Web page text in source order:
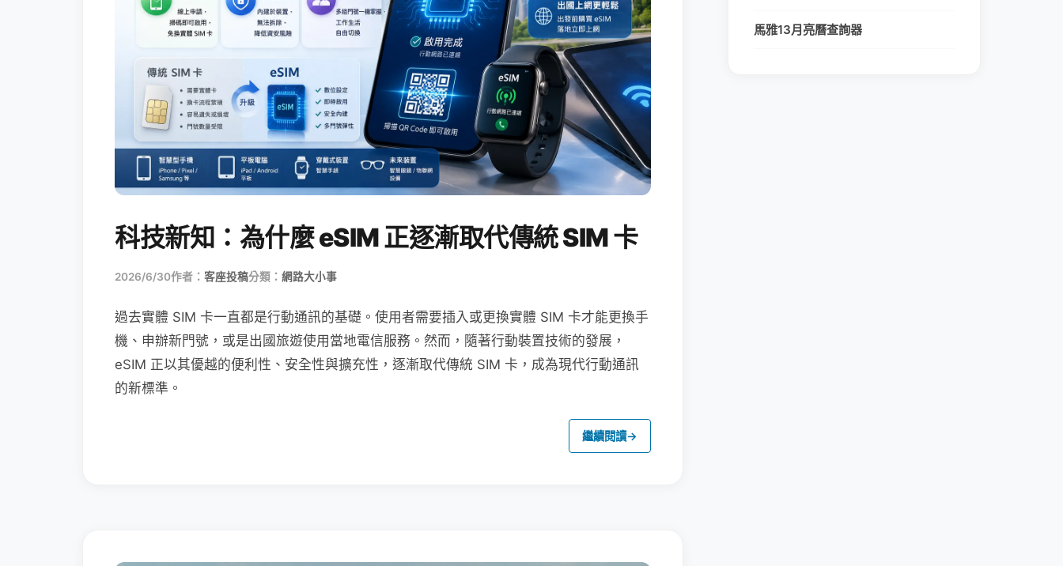
科技新知：為什麼 eSIM 正逐漸取代傳統 SIM 卡
2026/6/30作者： 客座投稿分類： 網路大小事
過去實體 SIM 卡一直都是行動通訊的基礎。使用者需要插入或更換實體 SIM 卡才能更換手
機、申辦新門號，或是出國旅遊使用當地電信服務。然而，隨著行動裝置技術的發展，
eSIM 正以其優越的便利性、安全性與擴充性，逐漸取代傳統 SIM 卡，成為現代行動通訊
的新標準。
繼續閱讀→
馬雅13月亮曆查詢器